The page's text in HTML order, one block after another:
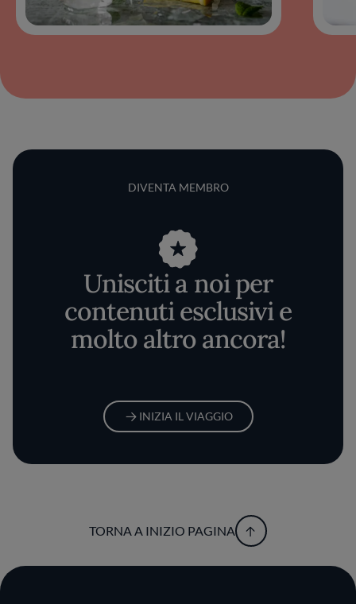
DIVENTA MEMBRO
Unisciti a noi per
contenuti esclusivi e
molto altro ancora!
INIZIA IL VIAGGIO
TORNA A INIZIO PAGINA